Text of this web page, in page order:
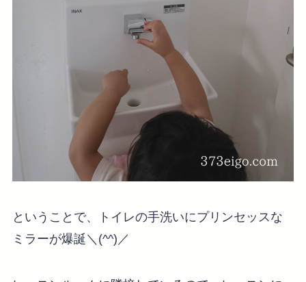
ということで、トイレの手洗いにプリンセッスな
ミラーが爆誕＼(^^)／